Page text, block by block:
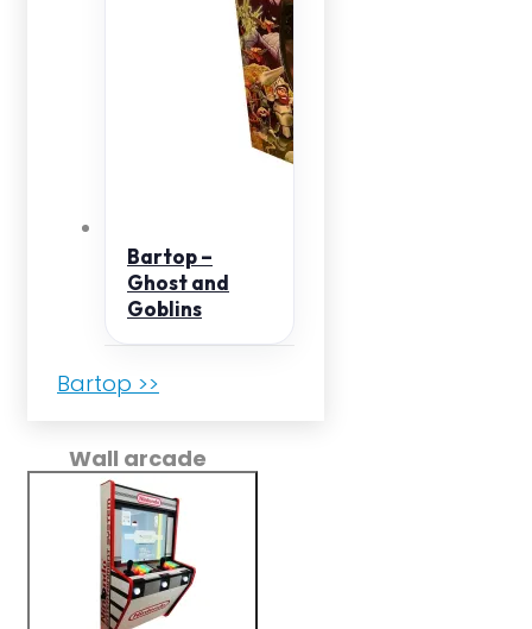
Bartop –
Ghost and
Goblins
Bartop >>
Wall arcade